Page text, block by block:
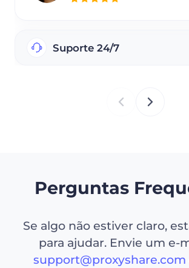
Suporte 24/7
Perguntas
Se algo não estiver claro,
para ajudar. Envie um e-
support@proxyshare.com